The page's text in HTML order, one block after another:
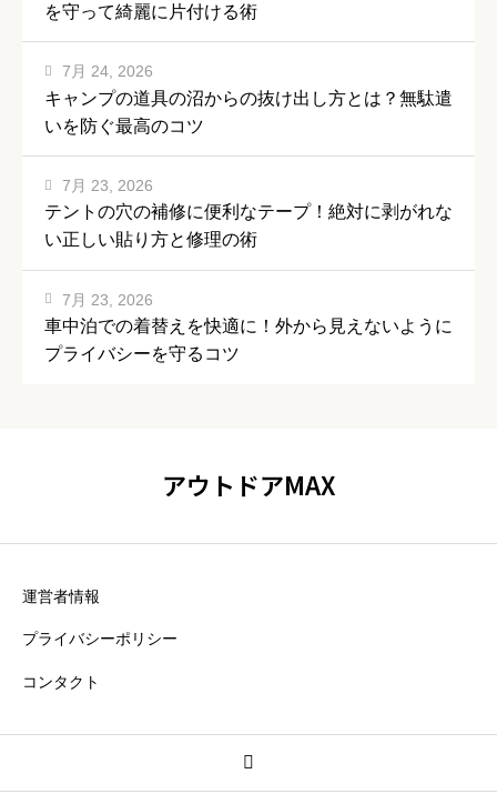
を守って綺麗に片付ける術
キャンプの道具の沼からの抜け出し方とは？無駄遣
いを防ぐ最高のコツ
7月 24, 2026
テントの穴の補修に便利なテープ！絶対に剥がれな
い正しい貼り方と修理の術
7月 23, 2026
車中泊での着替えを快適に！外から見えないように
プライバシーを守るコツ
7月 23, 2026
アウトドアMAX
運営者情報
プライバシーポリシー
コンタクト